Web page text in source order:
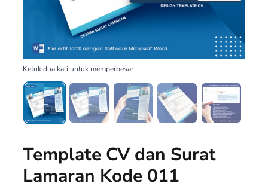
Ketuk dua kali untuk memperbesar
Template CV dan Surat
Lamaran Kode 011